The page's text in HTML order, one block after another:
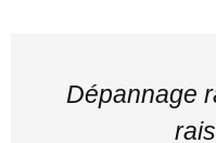
Dépannage